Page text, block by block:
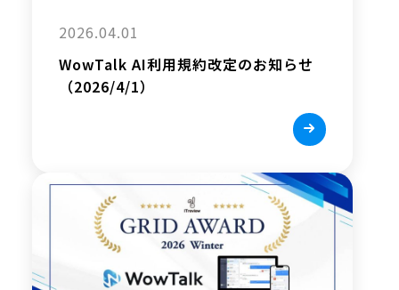
2026.04.01
WowTalk AI利用規約改定のお知らせ
（2026/4/1）